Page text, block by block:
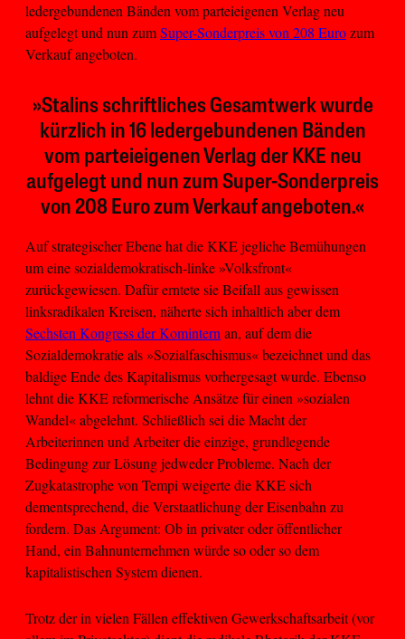
ledergebundenen Bänden vom parteieigenen Verlag neu
aufgelegt und nun zumSuper-Sonderpreis von 208 Eurozum
Verkauf angeboten.
»Stalins schriftliches Gesamtwerk wurde
kürzlich in 16 ledergebundenen Bänden
vom parteieigenen Verlag der KKE neu
aufgelegt und nun zum Super-Sonderpreis
von 208 Euro zum Verkauf angeboten.«
Auf strategischer Ebene hat die KKE jegliche Bemühungen
um eine sozialdemokratisch-linke »Volksfront«
zurückgewiesen. Dafür erntete sie Beifall aus gewissen
linksradikalen Kreisen, näherte sich inhaltlich aber dem
Sechsten Kongress der Kominternan, auf dem die
Sozialdemokratie als »Sozialfaschismus« bezeichnet und das
baldige Ende des Kapitalismus vorhergesagt wurde. Ebenso
lehnt die KKE reformerische Ansätze für einen »sozialen
Wandel« abgelehnt. Schließlich sei die Macht der
Arbeiterinnen und Arbeiter die einzige, grundlegende
Bedingung zur Lösung jedweder Probleme. Nach der
Zugkatastrophe von Tempi weigerte die KKE sich
dementsprechend, die Verstaatlichung der Eisenbahn zu
fordern. Das Argument: Ob in privater oder öffentlicher
Hand, ein Bahnunternehmen würde so oder so dem
kapitalistischen System dienen.
Trotz der in vielen Fällen effektiven Gewerkschaftsarbeit (vor